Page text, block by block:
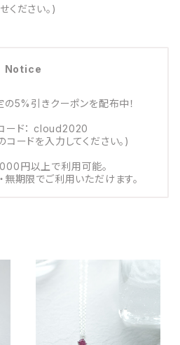
ください。)
Notice
の5%引きクーポンを配布中！
ード： cloud2020
コードを入力してください。)
円以上で利用可能。
無期限でご利用いただけます。